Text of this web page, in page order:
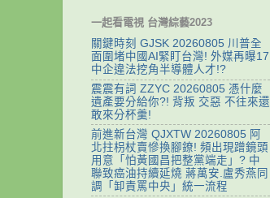
一起看電視 台灣綜藝2023
關鍵時刻 GJSK 20260805 川普全
面圍堵中國AI緊盯台灣! 外媒再曝17
中企違法挖角半導體人才!?
震震有詞 ZZYC 20260805 憑什麼
遺產要分給你?! 背叛 交惡 不往來還
敢來分杯羹!
前進新台灣 QJXTW 20260805 阿
北拄枴杖賣慘換腳鐐! 頻出現蹭鏡頭
用意「怕黃國昌把整黨端走」? 中
聯致癌油持續延燒 蔣萬安.盧秀燕同
調「卸責罵中央」統一流程